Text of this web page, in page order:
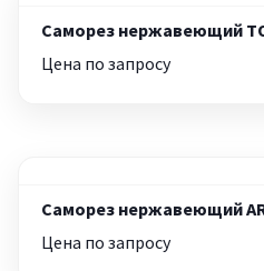
Саморез нержавеющий
Цена по запросу
Саморез нержавеющий
Цена по запросу